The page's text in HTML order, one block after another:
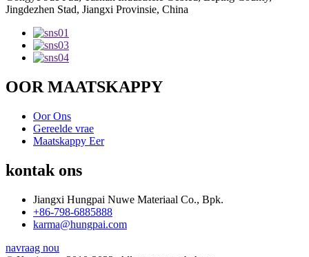
Jingdezhen Stad, Jiangxi Provinsie, China
OOR MAATSKAPPY
Oor Ons
Gereelde vrae
Maatskappy Eer
kontak ons
Jiangxi Hungpai Nuwe Materiaal Co., Bpk.
+86-798-6885888
karma@hungpai.com
navraag nou